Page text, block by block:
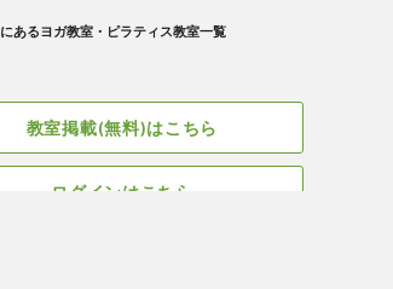
にあるヨガ教室・ピラティス教室一覧
教室掲載(無料)はこちら
ログインはこちら